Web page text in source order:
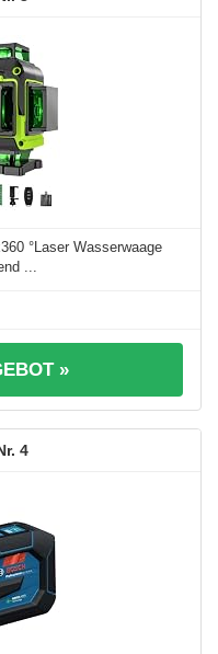
°Laser Wasserwaage
...
»
4